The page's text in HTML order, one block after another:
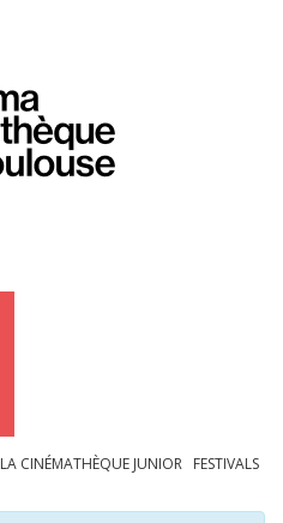
LA CINÉMATHÈQUE JUNIOR FESTIVALS